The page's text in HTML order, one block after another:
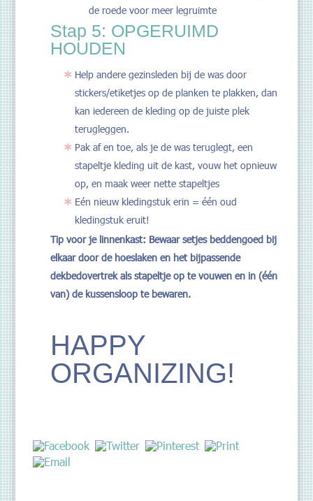
de roede voor meer legruimte
Stap 5: OPGERUIMD
HOUDEN
Help andere gezinsleden bij de was door
stickers/etiketjes op de planken te plakken, dan
kan iedereen de kleding op de juiste plek
terugleggen.
Pak af en toe, als je de was teruglegt, een
stapeltje kleding uit de kast, vouw het opnieuw
op, en maak weer nette stapeltjes
Eén nieuw kledingstuk erin = één oud
kledingstuk eruit!
Tip voor je linnenkast: Bewaar setjes beddengoed bij
elkaar door de hoeslaken en het bijpassende
dekbedovertrek als stapeltje op te vouwen en in (één
van) de kussensloop te bewaren.
HAPPY
ORGANIZING!